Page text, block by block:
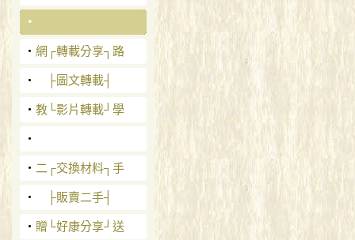
‧
‧ 網┌轉載分享┐路
‧ ├圖文轉載┤
‧ 教└影片轉載┘學
‧
‧ 二┌交換材料┐手
‧ ├販賣二手┤
‧ 贈└好康分享┘送